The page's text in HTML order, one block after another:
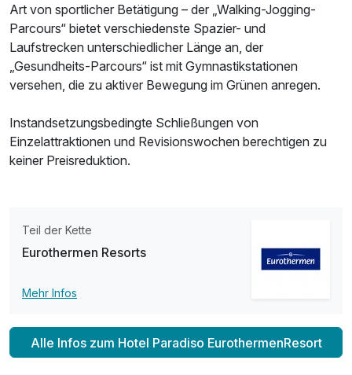
Art von sportlicher Betätigung – der „Walking-Jogging-
Parcours“ bietet verschiedenste Spazier- und
Laufstrecken unterschiedlicher Länge an, der
„Gesundheits-Parcours“ ist mit Gymnastikstationen
versehen, die zu aktiver Bewegung im Grünen anregen.
Instandsetzungsbedingte Schließungen von
Einzelattraktionen und Revisionswochen berechtigen zu
keiner Preisreduktion.
Teil der Kette
Eurothermen Resorts
Mehr Infos
Alle Infos zum Hotel Paradiso EurothermenResort